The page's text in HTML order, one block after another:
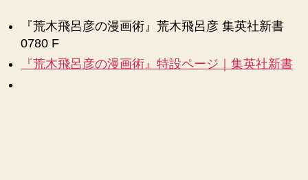
飛
彦
『荒木飛呂彦の漫画術』荒木飛呂彦 集英社新書
0780 F
『荒木飛呂彦の漫画術』特設ページ｜集英社新書